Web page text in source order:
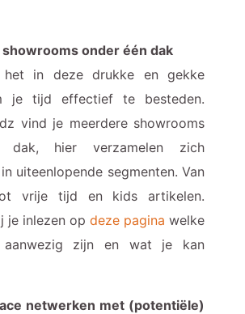
onder één dak
in deze drukke en gekke
je tijd effectief te besteden.
vind je meerdere showrooms
dak, hier verzamelen zich
uiteenlopende segmenten. Van
vrije tijd en kids artikelen.
je inlezen op deze pagina welke
aanwezig zijn en wat je kan
netwerken met (potentiële)